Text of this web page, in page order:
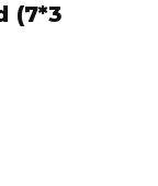
(7*3